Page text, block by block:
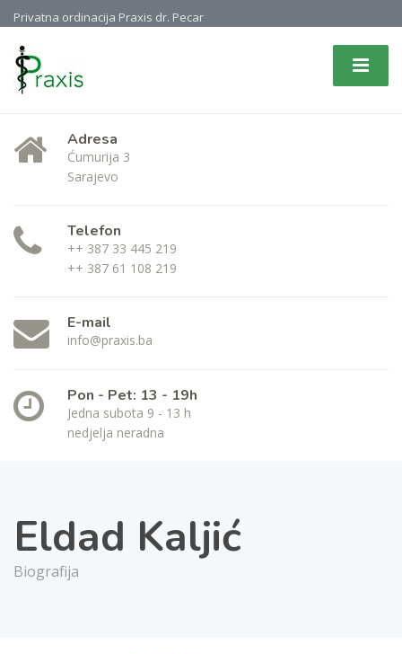
Privatna ordinacija Praxis dr. Pecar
Adresa
Ćumurija 3
Sarajevo
Telefon
++ 387 33 445 219
++ 387 61 108 219
E-mail
info@praxis.ba
Pon - Pet: 13 - 19h
Jedna subota 9 - 13 h
nedjelja neradna
Eldad Kaljić
Biografija